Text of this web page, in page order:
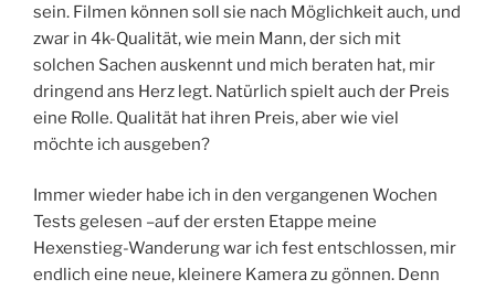
sein. Filmen können soll sie nach Möglichkeit auch, und
zwar in 4k-Qualität, wie mein Mann, der sich mit
solchen Sachen auskennt und mich beraten hat, mir
dringend ans Herz legt. Natürlich spielt auch der Preis
eine Rolle. Qualität hat ihren Preis, aber wie viel
möchte ich ausgeben?
Immer wieder habe ich in den vergangenen Wochen
Tests gelesen –auf der ersten Etappe meine
Hexenstieg-Wanderung war ich fest entschlossen, mir
endlich eine neue, kleinere Kamera zu gönnen. Denn